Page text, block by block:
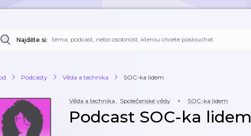
Najděte si:
Podcasty Věda a technika SOC-ka lidem
Věda a technika , Společenské vědy SOC-ka lidem
Podcast SOC-ka lidem